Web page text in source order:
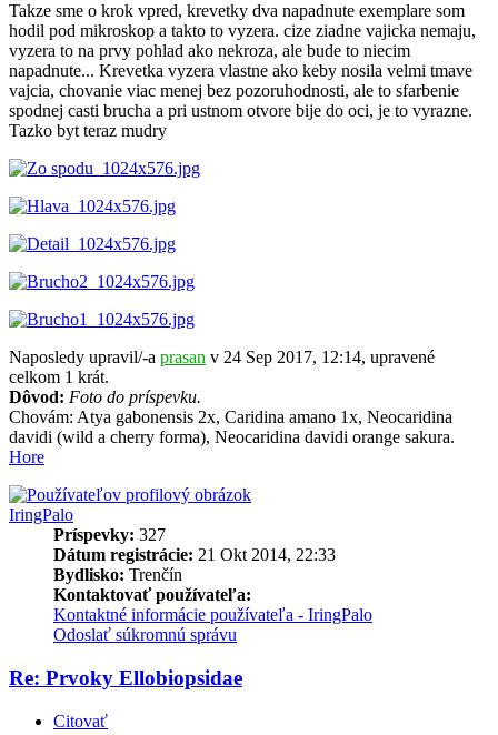
Takze sme o krok vpred, krevetky dva napadnute exemplare som
hodil pod mikroskop a takto to vyzera. cize ziadne vajicka nemaju,
vyzera to na prvy pohlad ako nekroza, ale bude to niecim
napadnute... Krevetka vyzera vlastne ako keby nosila velmi tmave
vajcia, chovanie viac menej bez pozoruhodnosti, ale to sfarbenie
spodnej casti brucha a pri ustnom otvore bije do oci, je to vyrazne.
Tazko byt teraz mudry
Naposledy upravil/-a prasan v 24 Sep 2017, 12:14, upravené
celkom 1 krát.
Dôvod: Foto do príspevku.
Chovám: Atya gabonensis 2x, Caridina amano 1x, Neocaridina
davidi (wild a cherry forma), Neocaridina davidi orange sakura.
Hore
IringPalo
Príspevky: 327
Dátum registrácie: 21 Okt 2014, 22:33
Bydlisko: Trenčín
Kontaktovať používateľa:
Kontaktné informácie používateľa - IringPalo
Odoslať súkromnú správu
Re: Prvoky Ellobiopsidae
Citovať